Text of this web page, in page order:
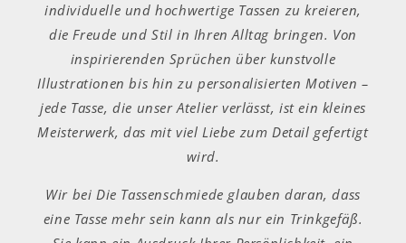
individuelle und hochwertige Tassen zu kreieren,
die Freude und Stil in Ihren Alltag bringen. Von
inspirierenden Sprüchen über kunstvolle
Illustrationen bis hin zu personalisierten Motiven –
jede Tasse, die unser Atelier verlässt, ist ein kleines
Meisterwerk, das mit viel Liebe zum Detail gefertigt
wird.
Wir bei Die Tassenschmiede glauben daran, dass
eine Tasse mehr sein kann als nur ein Trinkgefäß.